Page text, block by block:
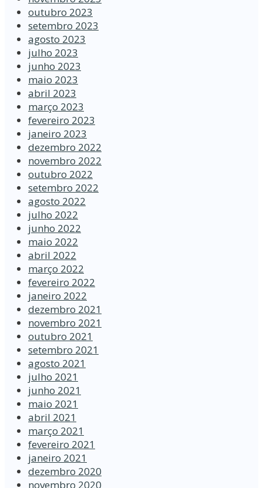
outubro 2023
setembro 2023
agosto 2023
julho 2023
junho 2023
maio 2023
abril 2023
março 2023
fevereiro 2023
janeiro 2023
dezembro 2022
novembro 2022
outubro 2022
setembro 2022
agosto 2022
julho 2022
junho 2022
maio 2022
abril 2022
março 2022
fevereiro 2022
janeiro 2022
dezembro 2021
novembro 2021
outubro 2021
setembro 2021
agosto 2021
julho 2021
junho 2021
maio 2021
abril 2021
março 2021
fevereiro 2021
janeiro 2021
dezembro 2020
novembro 2020